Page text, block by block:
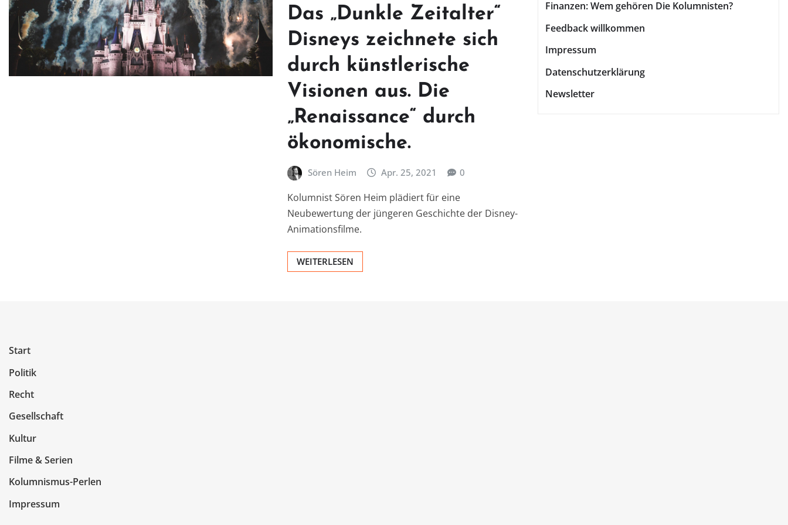
Das „Dunkle Zeitalter“
Disneys zeichnete sich
durch künstlerische
Visionen aus. Die
„Renaissance“ durch
ökonomische.
Sören Heim Apr. 25, 2021 0
Kolumnist Sören Heim plädiert für eine
Neubewertung der jüngeren Geschichte der Disney-
Animationsfilme.
WEITERLESEN
Finanzen: Wem gehören Die Kolumnisten?
Feedback willkommen
Impressum
Datenschutzerklärung
Newsletter
Start
Politik
Recht
Gesellschaft
Kultur
Filme & Serien
Kolumnismus-Perlen
Impressum